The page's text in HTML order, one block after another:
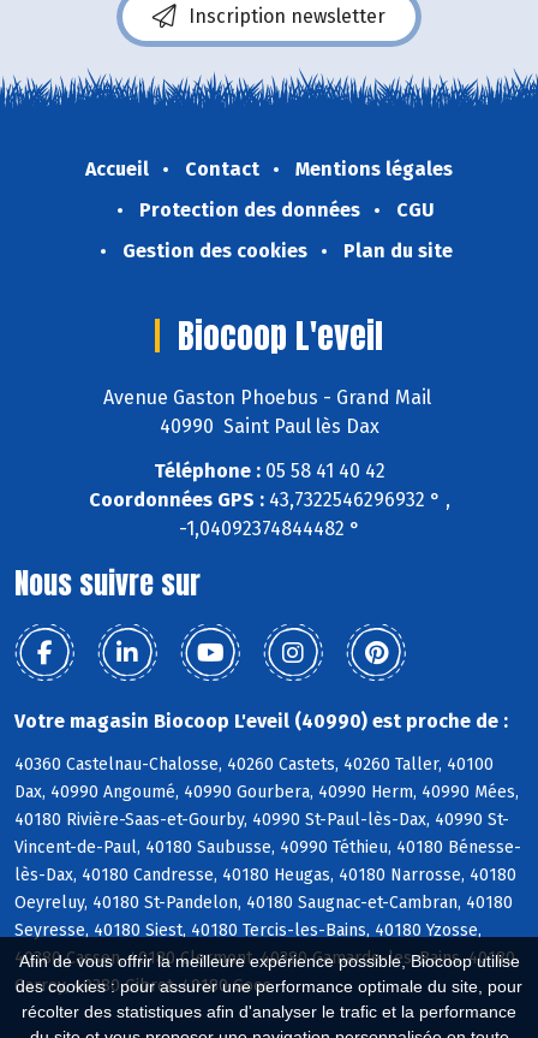
Afin de vous offrir la meilleure expérience possible, Biocoop utilise
des cookies : pour assurer une performance optimale du site, pour
récolter des statistiques afin d'analyser le trafic et la performance
Inscription newsletter
Accueil Contact
Mentions légales
Protection des données
CGU
Gestion des cookies
Plan du site
Biocoop L'eveil
Avenue Gaston Phoebus - Grand Mail
40990 Saint Paul lès Dax
Téléphone :05 58 41 40 42
Coordonnées GPS :43,7322546296932 ° ,
-1,04092374844482 °
Nous suivre sur
Votre magasin Biocoop L'eveil (40990) est proche de :
40360 Castelnau-Chalosse, 40260 Castets, 40260 Taller, 40100
Dax, 40990 Angoumé, 40990 Gourbera, 40990 Herm, 40990 Mées,
40180 Rivière-Saas-et-Gourby, 40990 St-Paul-lès-Dax, 40990 St-
Vincent-de-Paul, 40180 Saubusse, 40990 Téthieu, 40180 Bénesse-
lès-Dax, 40180 Candresse, 40180 Heugas, 40180 Narrosse, 40180
Oeyreluy, 40180 St-Pandelon, 40180 Saugnac-et-Cambran, 40180
Seyresse, 40180 Siest, 40180 Tercis-les-Bains, 40180 Yzosse,
40380 Cassen, 40180 Clermont, 40380 Gamarde-les-Bains, 40180
Garrey, 40380 Gibret, 40180 Goos